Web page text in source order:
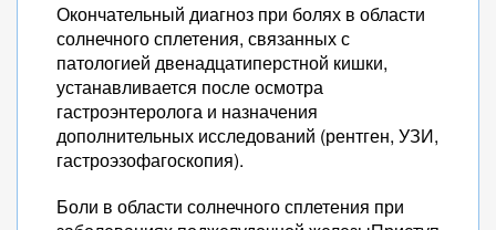
Окончательный диагноз при болях в области
солнечного сплетения, связанных с
патологией двенадцатиперстной кишки,
устанавливается после осмотра
гастроэнтеролога и назначения
дополнительных исследований (рентген, УЗИ,
гастроэзофагоскопия).
Боли в области солнечного сплетения при